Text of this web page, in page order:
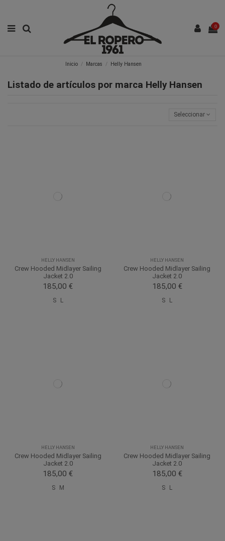
0
Inicio Marcas Helly Hansen
Listado de artículos por marca Helly Hansen
Seleccionar
HELLY HANSEN
Crew Hooded Midlayer Sailing
Jacket 2.0
185,00 €
S L
HELLY HANSEN
Crew Hooded Midlayer Sailing
Jacket 2.0
185,00 €
S L
HELLY HANSEN
Crew Hooded Midlayer Sailing
Jacket 2.0
185,00 €
S M
HELLY HANSEN
Crew Hooded Midlayer Sailing
Jacket 2.0
185,00 €
S L